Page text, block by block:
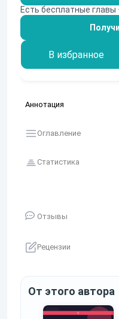
готовит убийство,
здравомыслии. Но
логикой — болезнь
выдаст себя с первым
Есть бесплатные главы
В избранное
Аннотация
Оглавление
Статистика
Отзывы
Рецензии
От этого автора